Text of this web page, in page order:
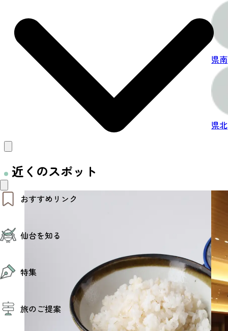
おすすめリンク
モデルコース
お得なチケット
仙台を知る
エリアガイド
仙台観光PR動画ライブラリー
仙台から行く東北周遊旅
伝統的工芸品
特集
夜時間トピックス
旅のご提案
県南
県北
近くのスポット